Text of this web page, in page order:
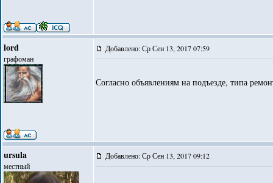
lord
графоман
Добавлено: Ср Сен 13, 2017 07:59
Согласно объявлениям на подъезде, типа
ursula
местный
Добавлено: Ср Сен 13, 2017 09:12